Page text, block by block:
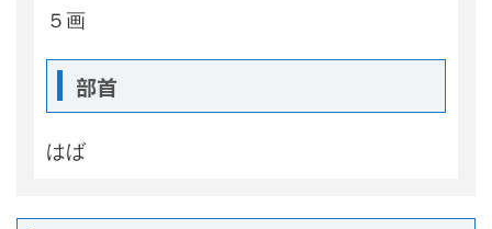
５画
部首
はば